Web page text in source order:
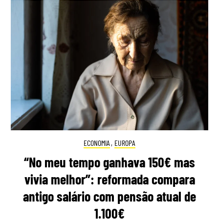
ECONOMIA , EUROPA
“No meu tempo ganhava 150€ mas
vivia melhor”: reformada compara
antigo salário com pensão atual de
1.100€